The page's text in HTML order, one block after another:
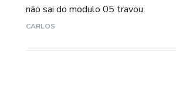
não sai do modulo 05 travou
CARLOS